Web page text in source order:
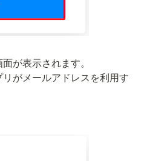
が表示されます。
リがメールアドレスを利用す